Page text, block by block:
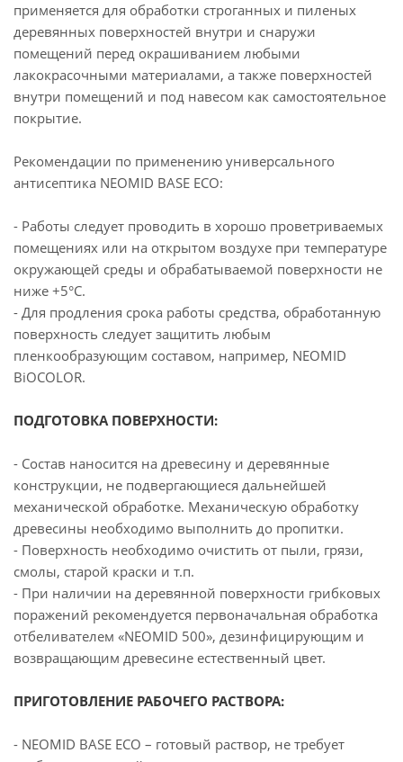
применяется для обработки строганных и пиленых
деревянных поверхностей внутри и снаружи
помещений перед окрашиванием любыми
лакокрасочными материалами, а также поверхностей
внутри помещений и под навесом как самостоятельное
покрытие.
Рекомендации по применению универсального
антисептика NEOMID BASE ECO:
- Работы следует проводить в хорошо проветриваемых
помещениях или на открытом воздухе при температуре
окружающей среды и обрабатываемой поверхности не
ниже +5°С.
- Для продления срока работы средства, обработанную
поверхность следует защитить любым
пленкообразующим составом, например, NEOMID
BiOCOLOR.
ПОДГОТОВКА ПОВЕРХНОСТИ:
- Состав наносится на древесину и деревянные
конструкции, не подвергающиеся дальнейшей
механической обработке. Механическую обработку
древесины необходимо выполнить до пропитки.
- Поверхность необходимо очистить от пыли, грязи,
смолы, старой краски и т.п.
- При наличии на деревянной поверхности грибковых
поражений рекомендуется первоначальная обработка
отбеливателем «NEOMID 500», дезинфицирующим и
возвращающим древесине естественный цвет.
ПРИГОТОВЛЕНИЕ РАБОЧЕГО РАСТВОРА:
- NEOMID BASE ECO – готовый раствор, не требует